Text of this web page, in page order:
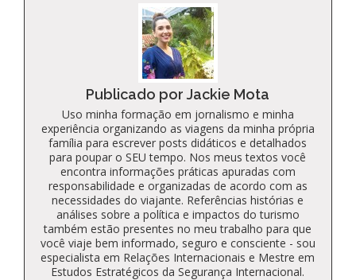
Publicado por Jackie Mota
Uso minha formação em jornalismo e minha
experiência organizando as viagens da minha própria
família para escrever posts didáticos e detalhados
para poupar o SEU tempo. Nos meus textos você
encontra informações práticas apuradas com
responsabilidade e organizadas de acordo com as
necessidades do viajante. Referências histórias e
análises sobre a política e impactos do turismo
também estão presentes no meu trabalho para que
você viaje bem informado, seguro e consciente - sou
especialista em Relações Internacionais e Mestre em
Estudos Estratégicos da Segurança Internacional.